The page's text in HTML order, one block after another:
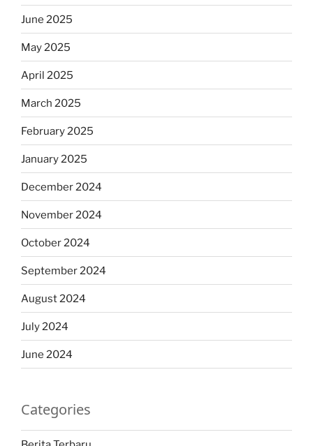
June 2025
May 2025
April 2025
March 2025
February 2025
January 2025
December 2024
November 2024
October 2024
September 2024
August 2024
July 2024
June 2024
Categories